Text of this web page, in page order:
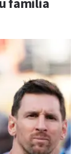
familia